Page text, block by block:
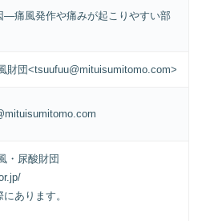
―痛風発作や痛みが起こりやすい部
財団<tsuufuu@mituisumitomo.com>
・尿酸財団
あります。